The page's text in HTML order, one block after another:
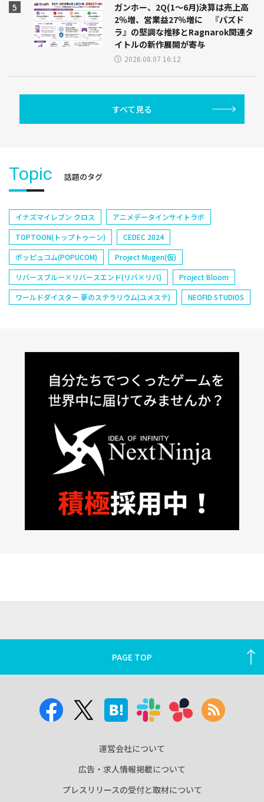
ガンホー、2Q(1～6月)決算は売上高
2％増、営業益27％増に 『パズド
ラ』の堅調な推移とRagnarok関連タ
イトルの新作展開が寄与
2026.08.07 16:12
すべて見る
Topic 話題のタグ
イナズマイレブン クロス
アニメデータインサイトラボ
TOPTOON(トップトゥーン)
CEDEC 2024
ポッピュコム(POPUCOM)
Project Mugen(仮)
リバースブルー×リバースエンド(リバ×リバ)
Project Bloom
ワールドダイスター 夢のステラリウム(ユメステ)
NEOFID STUDIOS
PAGE TOP
運営会社について
広告・求人情報掲載について
プレスリリースの受付と取材について